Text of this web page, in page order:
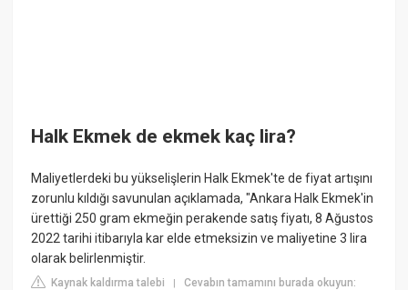
Halk Ekmek de ekmek kaç lira?
Maliyetlerdeki bu yükselişlerin Halk Ekmek'te de fiyat artışını
zorunlu kıldığı savunulan açıklamada, "Ankara Halk Ekmek'in
ürettiği 250 gram ekmeğin perakende satış fiyatı, 8 Ağustos
2022 tarihi itibarıyla kar elde etmeksizin ve maliyetine 3 lira
olarak belirlenmiştir.
Kaynak kaldırma talebi |Cevabın tamamını burada okuyun: